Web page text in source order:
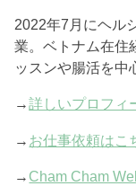
2022年7月にヘル
業。ベトナム在住
ッスンや腸活を中
→詳しいプロフィ
→ お仕事依頼はこ
→ Cham Cham